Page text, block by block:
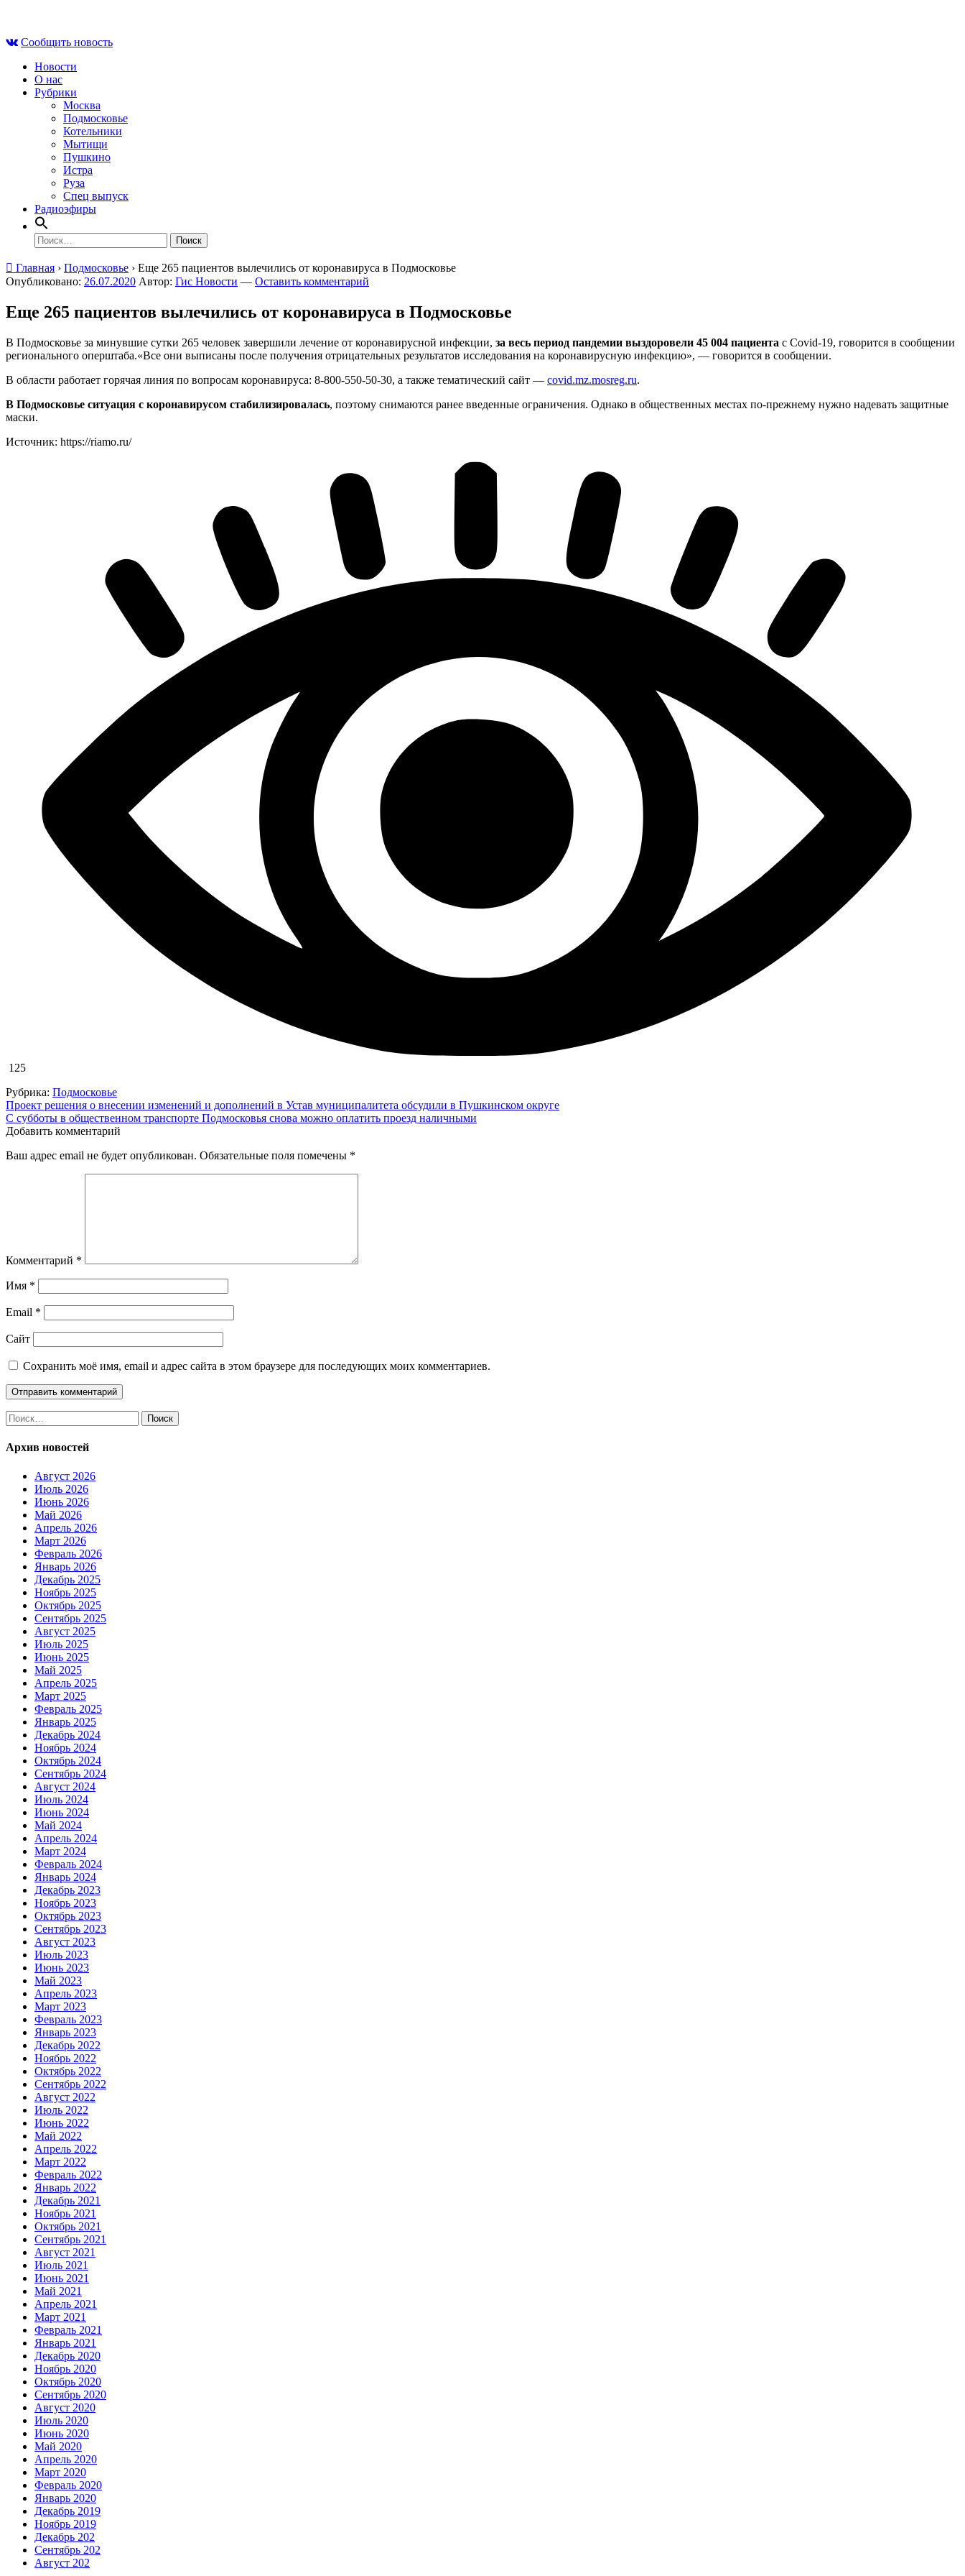
contentСообщить новость
Новости
О нас
Рубрики
Москва
Подмосковье
Котельники
Мытищи
Пушкино
Истра
Руза
Спец выпуск
Радиоэфиры
Найти:
Главная › Подмосковье › Еще 265 пациентов вылечились от коронавируса в Подмосковье
Опубликовано: 26.07.2020 Автор: Гис Новости — Оставить комментарий
Еще 265 пациентов вылечились от коронавируса в Подмосковье
В Подмосковье за минувшие сутки 265 человек завершили лечение от коронавирусной инфекции, за весь период пандемии выздоровели 45 004 пациента с Covid-19, говорится в сообщении
регионального оперштаба.«Все они выписаны после получения отрицательных результатов исследования на коронавирусную инфекцию», — говорится в сообщении.
В области работает горячая линия по вопросам коронавируса: 8-800-550-50-30, а также тематический сайт — covid.mz.mosreg.ru.
В Подмосковье ситуация с коронавирусом стабилизировалась, поэтому снимаются ранее введенные ограничения. Однако в общественных местах по-прежнему нужно надевать защитные
маски.
Источник: https://riamo.ru/
125
Рубрика: Подмосковье
Навигация
по
Проект решения о внесении изменений и дополнений в Устав муниципалитета обсудили в Пушкинском округе
С субботы в общественном транспорте Подмосковья снова можно оплатить проезд наличными
Добавить комментарий
Ваш адрес email не будет опубликован. Обязательные поля помечены *
Комментарий *
Имя *
Email *
Сайт
Сохранить моё имя, email и адрес сайта в этом браузере для последующих моих комментариев.
Найти:
Архив новостей
Август 2026
Июль 2026
Июнь 2026
Май 2026
Апрель 2026
Март 2026
Февраль 2026
Январь 2026
Декабрь 2025
Ноябрь 2025
Октябрь 2025
Сентябрь 2025
Август 2025
Июль 2025
Июнь 2025
Май 2025
Апрель 2025
Март 2025
Февраль 2025
Январь 2025
Декабрь 2024
Ноябрь 2024
Октябрь 2024
Сентябрь 2024
Август 2024
Июль 2024
Июнь 2024
Май 2024
Апрель 2024
Март 2024
Февраль 2024
Январь 2024
Декабрь 2023
Ноябрь 2023
Октябрь 2023
Сентябрь 2023
Август 2023
Июль 2023
Июнь 2023
Май 2023
Апрель 2023
Март 2023
Февраль 2023
Январь 2023
Декабрь 2022
Ноябрь 2022
Октябрь 2022
Сентябрь 2022
Август 2022
Июль 2022
Июнь 2022
Май 2022
Апрель 2022
Март 2022
Февраль 2022
Январь 2022
Декабрь 2021
Ноябрь 2021
Октябрь 2021
Сентябрь 2021
Август 2021
Июль 2021
Июнь 2021
Май 2021
Апрель 2021
Март 2021
Февраль 2021
Январь 2021
Декабрь 2020
Ноябрь 2020
Октябрь 2020
Сентябрь 2020
Август 2020
Июль 2020
Июнь 2020
Май 2020
Апрель 2020
Март 2020
Февраль 2020
Январь 2020
Декабрь 2019
Ноябрь 2019
Декабрь 202
Сентябрь 202
Август 202